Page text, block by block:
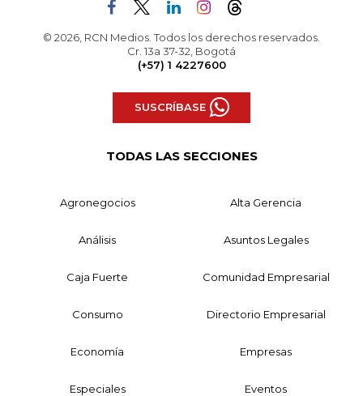
© 2026, RCN Medios. Todos los derechos reservados.
Cr. 13a 37-32, Bogotá
(+57) 1 4227600
SUSCRÍBASE
TODAS LAS SECCIONES
Agronegocios Alta Gerencia
Análisis Asuntos Legales
Caja Fuerte Comunidad Empresarial
Consumo Directorio Empresarial
Economía Empresas
Especiales Eventos